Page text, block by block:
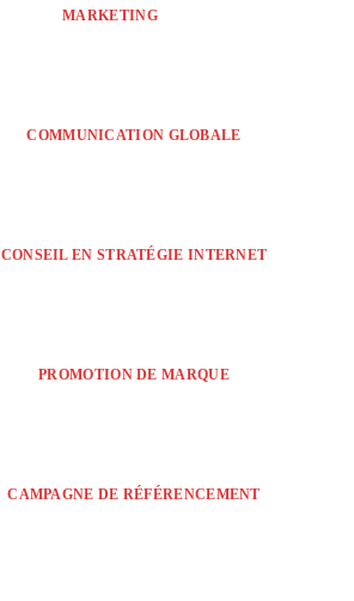
MARKETING
COMMUNICATION GLOBALE
CONSEIL EN STRATÉGIE INTERNET
PROMOTION DE MARQUE
CAMPAGNE DE RÉFÉRENCEMENT